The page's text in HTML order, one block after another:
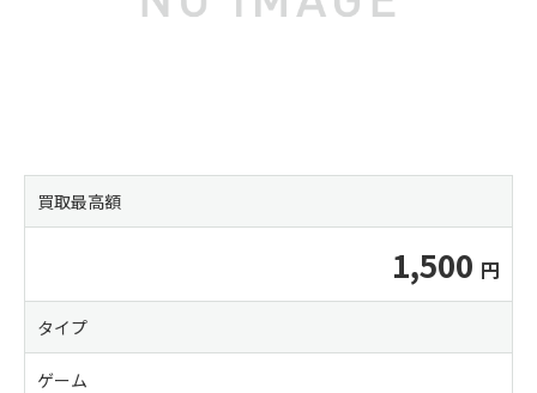
買取最高額
1,500
タイプ
ゲーム